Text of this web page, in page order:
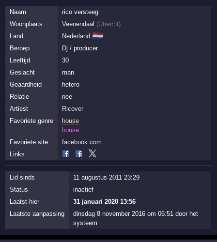
Naam
rico versteeg
Woonplaats
Veenendaal (Utrecht)
Land
Nederland 🇳🇱
Beroep
Dj / producer
Leeftijd
30
Geslacht
man
Geaardheid
hetero
Relatie
nee
Artiest
Ricover
Favoriete genre
house
house
Favoriete site
facebook.com…
Links
Lid sinds
11 augustus 2011 23:29
Status
inactief
Laatst hier
31 januari 2020 13:56
Laatste aanpassing
dinsdag 8 november 2016 om 06:51 door het
systeem